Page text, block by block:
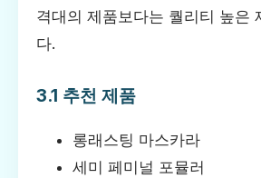
격대의 제품보다는 퀄리티 높은
다.
3.1 추천 제품
롱래스팅 마스카라
세미 페미널 포뮬러